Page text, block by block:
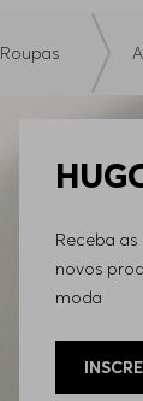
Roupas
Receba
novos
moda